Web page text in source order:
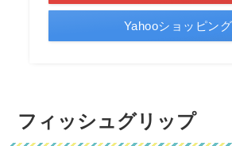
Yahooショッピング
フィッシュグリップ